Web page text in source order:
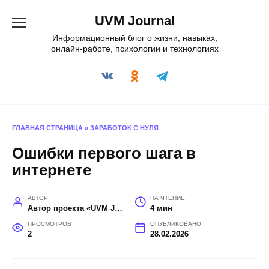
содержанию
UVM Journal
Информационный блог о жизни, навыках,
онлайн-работе, психологии и технологиях
ГЛАВНАЯ СТРАНИЦА » ЗАРАБОТОК С НУЛЯ
Ошибки первого шага в
интернете
АВТОР
Автор проекта «UVM Journal»
НА ЧТЕНИЕ
4 мин
ПРОСМОТРОВ
2
ОПУБЛИКОВАНО
28.02.2026